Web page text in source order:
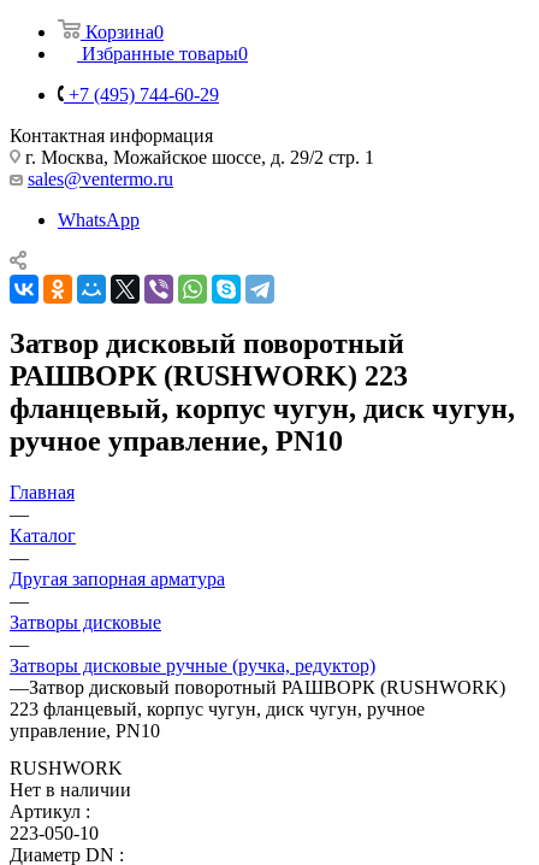
Корзина0
Избранные товары0
+7 (495) 744-60-29
Контактная информация
г. Москва, Можайское шоссе, д. 29/2 стр. 1
sales@ventermo.ru
WhatsApp
Затвор дисковый поворотный
РАШВОРК (RUSHWORK) 223
фланцевый, корпус чугун, диск чугун,
ручное управление, PN10
Главная
—
Каталог
—
Другая запорная арматура
—
Затворы дисковые
—
Затворы дисковые ручные (ручка, редуктор)
—Затвор дисковый поворотный РАШВОРК (RUSHWORK)
223 фланцевый, корпус чугун, диск чугун, ручное
управление, PN10
RUSHWORK
Нет в наличии
Артикул :
223-050-10
Диаметр DN :